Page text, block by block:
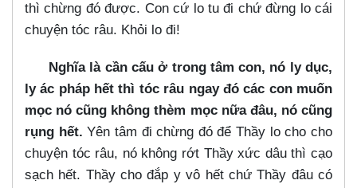
thì chừng đó được. Con cứ lo tu đi chứ đừng lo cái
chuyện tóc râu. Khỏi lo đi!
Nghĩa là cần cấu ở trong tâm con, nó ly dục,
ly ác pháp hết thì tóc râu ngay đó các con muốn
mọc nó cũng không thèm mọc nữa đâu, nó cũng
rụng hết. Yên tâm đi chừng đó để Thầy lo cho cho
chuyện tóc râu, nó không rớt Thầy xức dâu thì cạo
sạch hết. Thầy cho đắp y vô hết chứ Thầy đâu có